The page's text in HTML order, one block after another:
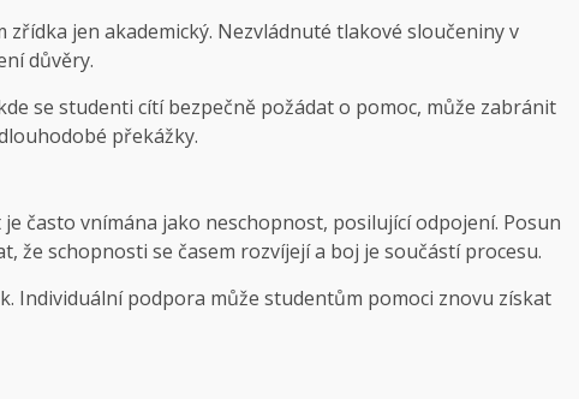
jen akademický. Nezvládnuté tlakové sloučeniny v
důvěry.
se studenti cítí bezpečně požádat o pomoc, může zabránit
překážky.
často vnímána jako neschopnost, posilující odpojení. Posun
že schopnosti se časem rozvíjejí a boj je součástí procesu.
Individuální podpora může studentům pomoci znovu získat